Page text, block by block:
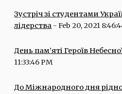
Зустріч зі студентами
лідерства - Feb 20, 2021
День пам’яті Героїв
11:33:46 PM
До Міжнародного дня